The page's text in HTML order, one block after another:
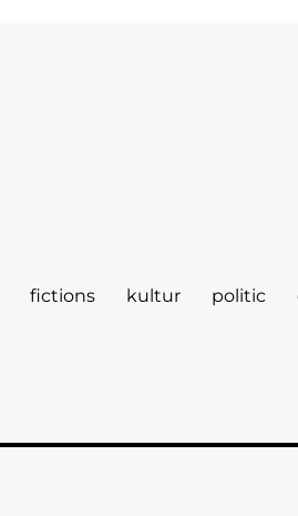
fictions kultur politic